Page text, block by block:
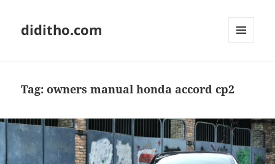
diditho.com
Tag:owners manual honda accord cp2